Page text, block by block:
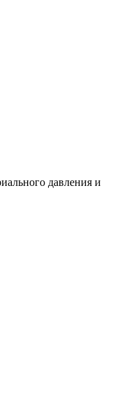
давления и